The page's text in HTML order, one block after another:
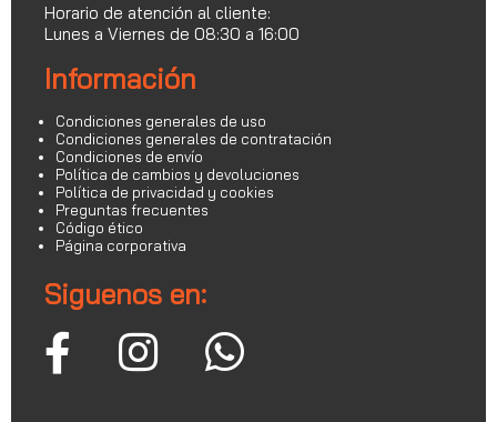
Horario de atención al cliente:
Lunes a Viernes de 08:30 a 16:00
Información
Condiciones generales de uso
Condiciones generales de contratación
Condiciones de envío
Política de cambios y devoluciones
Política de privacidad y cookies
Preguntas frecuentes
Código ético
Página corporativa
Siguenos en: